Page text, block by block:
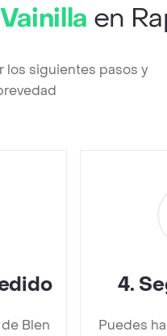
en
los siguientes pasos y
Blen
4.
Puedes